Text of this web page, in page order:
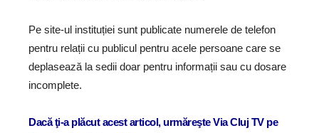
Pe site-ul instituției sunt publicate numerele de telefon
pentru relații cu publicul pentru acele persoane care se
deplasează la sedii doar pentru informații sau cu dosare
incomplete.
Dacă ţi-a plăcut acest articol, urmăreşte Via Cluj TV pe